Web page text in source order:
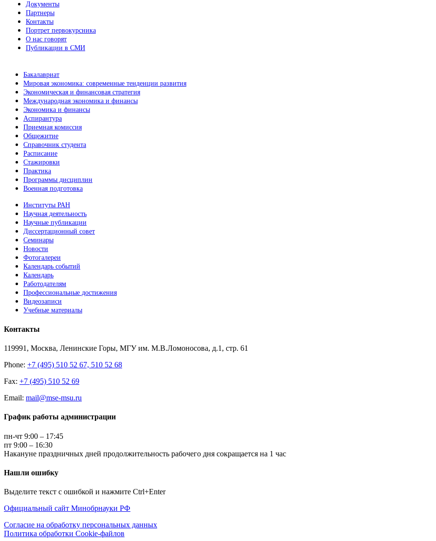
Документы
Партнеры
Контакты
Портрет первокурсника
О нас говорят
Публикации в СМИ
Бакалавриат
Мировая экономика: современные тенденции развития
Экономическая и финансовая стратегия
Международная экономика и финансы
Экономика и финансы
Аспирантура
Приемная комиссия
Общежитие
Справочник студента
Расписание
Стажировки
Практика
Программы дисциплин
Военная подготовка
Институты РАН
Научная деятельность
Научные публикации
Диссертационный совет
Семинары
Новости
Фотогалереи
Календарь событий
Календарь
Работодателям
Профессиональные достижения
Видеозаписи
Учебные материалы
Контакты
119991, Москва, Ленинские Горы, МГУ им. М.В.Ломоносова, д.1, стр. 61
Phone: +7 (495) 510 52 67, 510 52 68
Fax: +7 (495) 510 52 69
Email: mail@mse-msu.ru
График работы администрации
пн-чт 9:00 – 17:45
пт 9:00 – 16:30
Накануне праздничных дней продолжительность рабочего дня сокращается на 1 час
Нашли ошибку
Выделите текст с ошибкой и нажмите Ctrl+Enter
Официальный сайт Минобрнауки РФ
Согласие на обработку персональных данных
Политика обработки Cookie-файлов